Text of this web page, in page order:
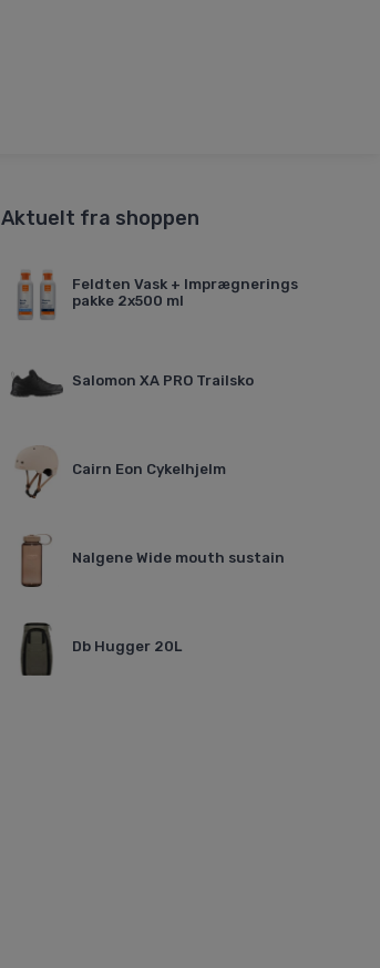
Aktuelt fra shoppen
Feldten Vask + Imprægnerings
pakke 2x500 ml
Salomon XA PRO Trailsko
Cairn Eon Cykelhjelm
Nalgene Wide mouth sustain
Db Hugger 20L